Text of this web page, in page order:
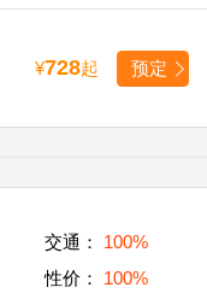
¥728起 预定
交通：
100%
性价： 100%